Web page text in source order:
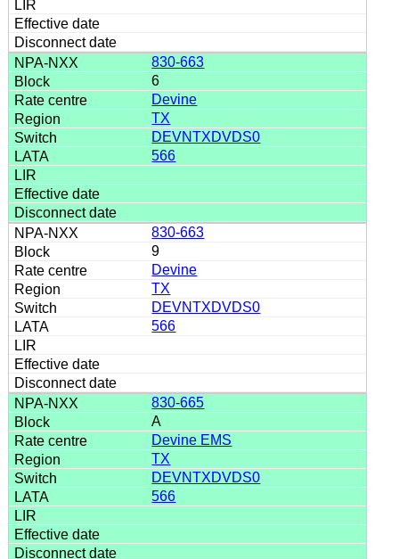
830-663
6
Devine
TX
DEVNTXDVDS0
566
830-663
9
Devine
TX
DEVNTXDVDS0
566
830-665
A
Devine EMS
TX
DEVNTXDVDS0
566